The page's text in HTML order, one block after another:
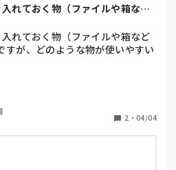
援施設の方は、そういうことは
ある中で、入職前に保育内容や保
たい園で働ける方って少ないので
方針は好きだったのですが、転
教えて頂けると嬉しいです。宜しくお願いします。
れておく物（ファイルや箱など
れておく物（ファイルや箱など
すが、どのような物が使いやすい
で、インデックスファイルなどで
を作りますか？
2 ・ 04/04